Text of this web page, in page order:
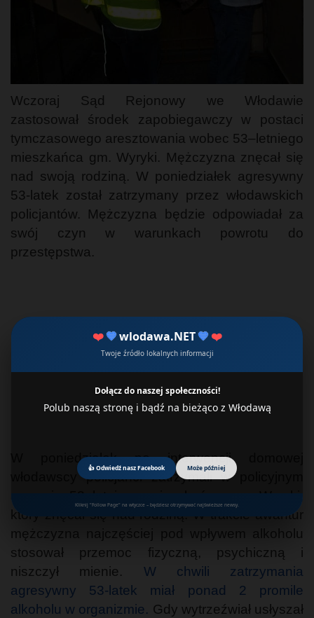
❤️ 💙wlodawa.NET 💙❤️
Twoje źródło lokalnych informacji
Dołącz do naszej społeczności!
Polub naszą stronę i bądź na bieżąco z Włodawą
👍 Odwiedź nasz Facebook Może później
Kliknij "Follow Page" na wtyczce – będziesz otrzymywać najświeższe newsy.
Wczoraj Sąd Rejonowy we Włodawie
zastosował środek zapobiegawczy w postaci
tymczasowego aresztowania wobec 53–letniego
mieszkańca gm. Wyryki. Mężczyzna znęcał się
nad swoją rodziną. W poniedziałek agresywny
53-latek został zatrzymany przez włodawskich
policjantów. Mężczyzna będzie odpowiadał za
swój czyn w warunkach powrotu do
przestępstwa.
W poniedziałek po interwencji domowej
włodawscy policjanci zatrzymali w policyjnym
areszcie 53–letniego mieszkańca gm. Wyryki,
który znęcał się nad rodziną. W trakcie awantur
mężczyzna najczęściej pod wpływem alkoholu
stosował przemoc fizyczną, psychiczną i
niszczył mienie. W chwili zatrzymania
agresywny 53-latek miał ponad 2 promile
alkoholu w organizmie. Gdy wytrzeźwiał usłyszał